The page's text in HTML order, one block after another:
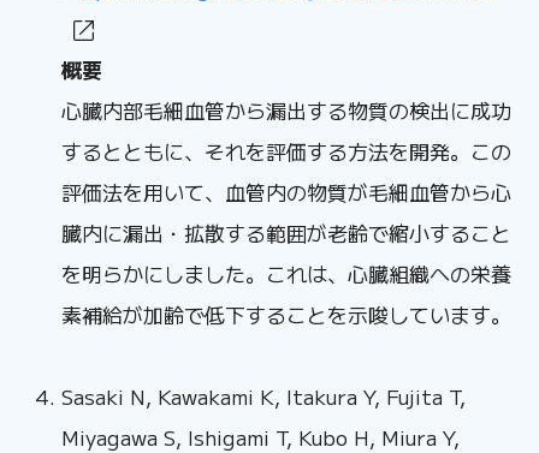
概要
心臓内部毛細血管から漏出する物質の検出に成功
するとともに、それを評価する方法を開発。この
評価法を用いて、血管内の物質が毛細血管から心
臓内に漏出・拡散する範囲が老齢で縮小すること
を明らかにしました。これは、心臓組織への栄養
素補給が加齢で低下することを示唆しています。
Sasaki N, Kawakami K, Itakura Y, Fujita T,
Miyagawa S, Ishigami T, Kubo H, Miura Y,